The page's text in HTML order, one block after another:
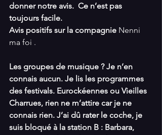
donner notre avis.  Ce n’est pas
toujours facile.
Avis positifs sur la compagnie Nenni
ma foi .
Les groupes de musique ? Je n’en
connais aucun. Je lis les programmes
des festivals. Eurockéennes ou Vieilles
Charrues, rien ne m’attire car je ne
connais rien. J’ai dû rater le coche, je
suis bloqué à la station B : Barbara,